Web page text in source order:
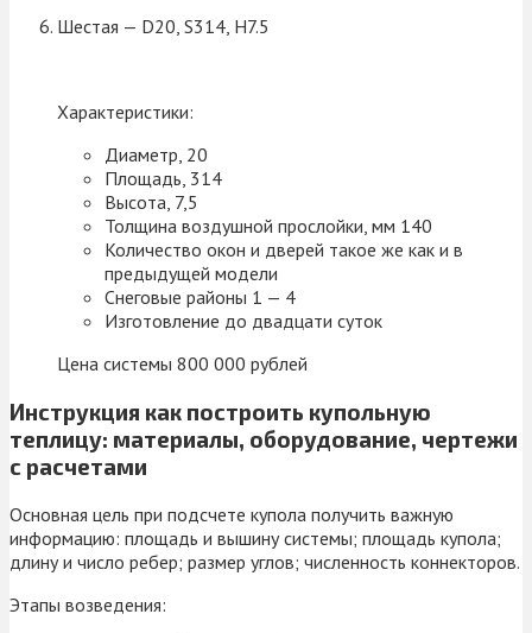
Шестая — D20, S314, H7.5
Характеристики:
Диаметр, 20
Площадь, 314
Высота, 7,5
Толщина воздушной прослойки, мм 140
Количество окон и дверей такое же как и в
предыдущей модели
Снеговые районы 1 — 4
Изготовление до двадцати суток
Цена системы 800 000 рублей
Инструкция как построить купольную
теплицу: материалы, оборудование, чертежи
с расчетами
Основная цель при подсчете купола получить важную
информацию: площадь и вышину системы; площадь купола;
длину и число ребер; размер углов; численность коннекторов.
Этапы возведения: